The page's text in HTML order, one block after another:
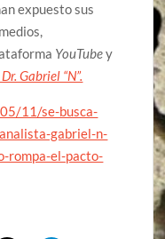
expuesto sus
YouTubey
Gabriel “N”.
11/se-busca-
gabriel-n-
rompa-el-pacto-